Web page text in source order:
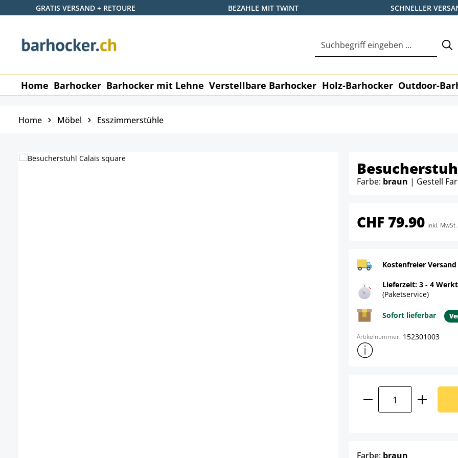
Hauptinhalt springen
Zur Suche springen
Zur Hauptnavigation springen
GRATIS VERSAND + RETOURE BEZAHLE MIT TWINT SCHNELLER
Home Barhocker Barhocker mit Lehne Verstellbare Barhocker Holz-Barhocker Outdoor-
Home Möbel Esszimmerstühle
Farbe: braun | Gestell
CHF 79.90 inkl. MwSt.
Kostenfreier
Lieferzeit: 3 - 4
(Paketservice)
Sofort lieferbar
Artikelnummer: 152301003
Weitere
Produkt Anzahl:
Farbe: braun